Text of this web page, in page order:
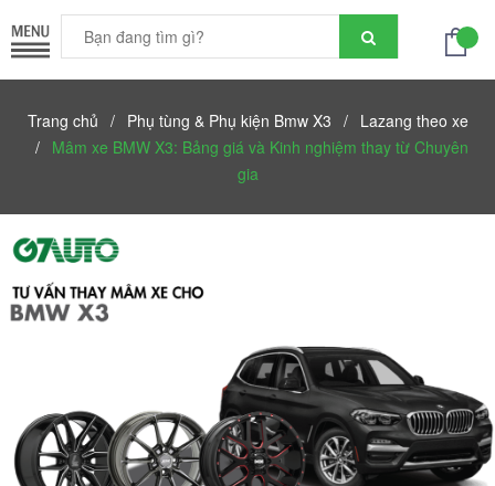
Trang chủ / Phụ tùng & Phụ kiện Bmw X3 / Lazang theo xe
/ Mâm xe BMW X3: Bảng giá và Kinh nghiệm thay từ Chuyên
gia